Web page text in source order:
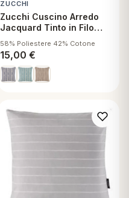
ZUCCHI
Zucchi Cuscino Arredo
Jacquard Tinto in Filo
Imbottitura 45x45 cm
Ottante B1
58% Poliestere 42% Cotone
15,00 €